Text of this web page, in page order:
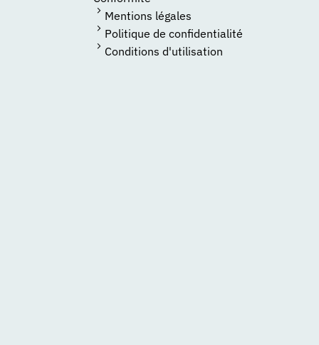
Mentions légales
Politique de confidentialité
Conditions d'utilisation